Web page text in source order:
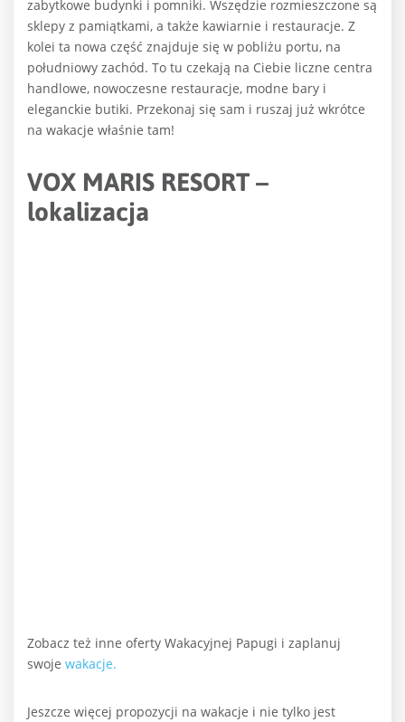
zabytkowe budynki i pomniki. Wszędzie rozmieszczone są
sklepy z pamiątkami, a także kawiarnie i restauracje. Z
kolei ta nowa część znajduje się w pobliżu portu, na
południowy zachód. To tu czekają na Ciebie liczne centra
handlowe, nowoczesne restauracje, modne bary i
eleganckie butiki. Przekonaj się sam i ruszaj już wkrótce
na wakacje właśnie tam!
VOX MARIS RESORT –
lokalizacja
Zobacz też inne oferty Wakacyjnej Papugi i zaplanuj
swoje wakacje.
Jeszcze więcej propozycji na wakacje i nie tylko jest